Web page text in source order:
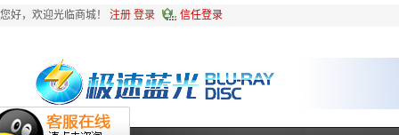
您好，欢迎光临商城！ 注册 登录 信任登录